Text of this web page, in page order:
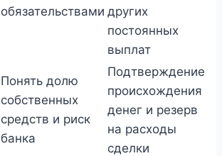
обязательствами других
постоянных
выплат
Понять долю
собственных
средств и риск
банка
Подтверждение
происхождения
денег и резерв
на расходы
сделки